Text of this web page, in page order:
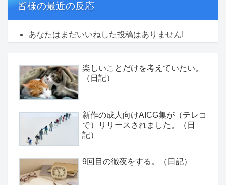
皆様の最近の反応
あなたはまだいいねした投稿はありません!
楽しいことだけを考えていたい。
（日記）
新作の成人向けAICG集が（テレコ
で）リリースされました。（日
記）
9回目の徹夜をする。（日記）